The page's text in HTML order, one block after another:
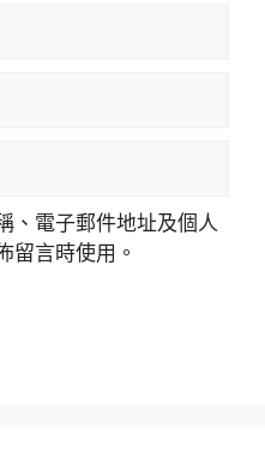
、電子郵件地址及個人
留言時使用。